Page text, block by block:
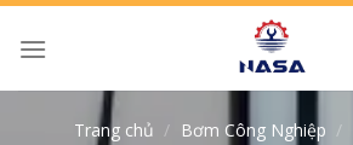
Skip
Trang chủ / Bơm Công Nghiệp /